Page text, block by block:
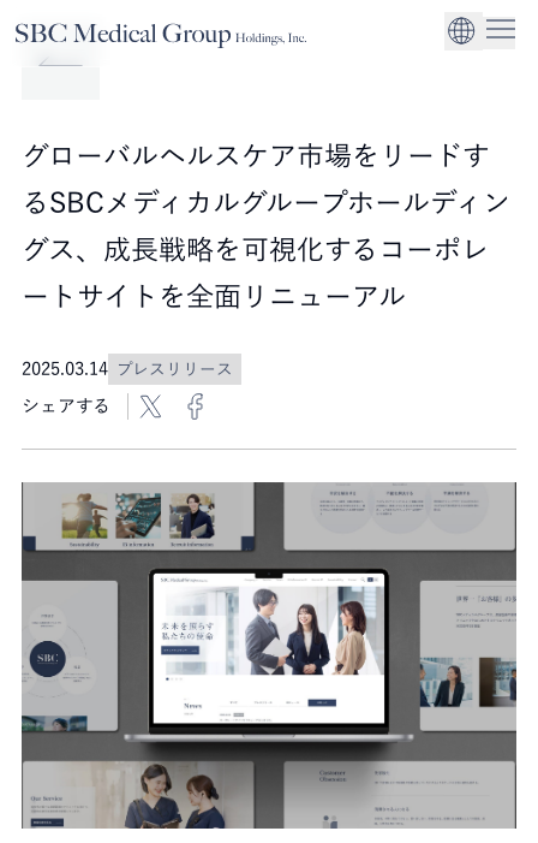
Company
Service
法人事業
Sustainability
ガバナンス
グローバルヘルスケア市場をリードす
るSBCメディカルグループホールディン
グス、成長戦略を可視化するコーポレ
ートサイトを全面リニューアル
2025.03.14 プレスリリース
シェアする